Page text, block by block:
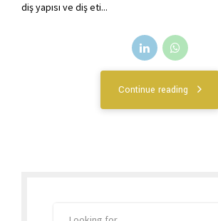
diş yapısı ve diş eti...
Continue reading